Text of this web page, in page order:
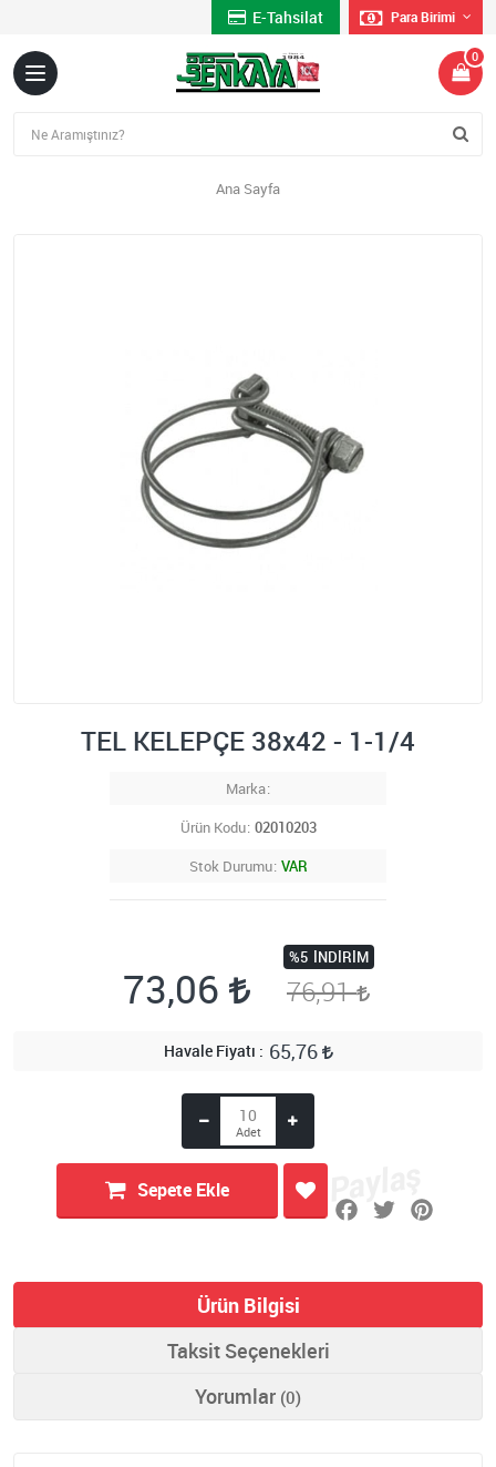
E-Tahsilat Para Birimi
0
Ana Sayfa
TEL KELEPÇE 38x42 - 1-1/4
Marka
Ürün Kodu 02010203
Stok Durumu VAR
73,06
%5 İNDIRIM
76,91
Havale Fiyatı 65,76
Sepete Ekle
Ürün Bilgisi
Taksit Seçenekleri
Yorumlar (0)